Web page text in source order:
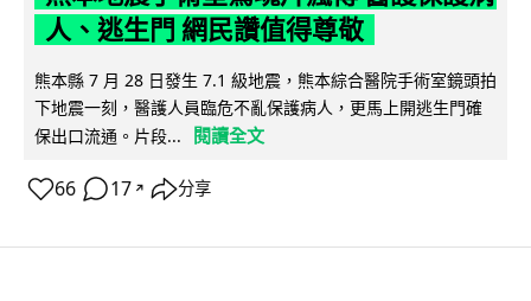
人、逃生門 網民讚值得尊敬
熊本縣 7 月 28 日發生 7.1 級地震，熊本綜合醫院手術室鏡頭拍
下地震一刻，醫護人員臨危不亂保護病人，更馬上開逃生門確
保出口流通。片段...
閱讀全文
66 17 ↗ 分享